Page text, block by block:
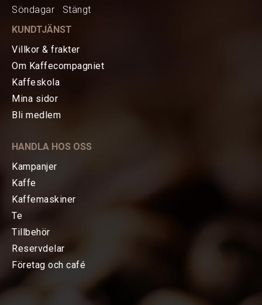
HEM
TE
KAFFEMASKINER
Baristatillbehör
Söndagar Stängt
KUNDTJÄNST
Villkor & frakter
Om Kaffecompagniet
Kaffeskola
Mina sidor
Bli medlem
HANDLA HOS OSS
Kampanjer
Kaffe
Kaffemaskiner
Te
Tillbehör
Reservdelar
Företag och café